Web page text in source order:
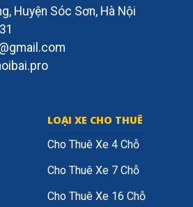
Huyện Sóc Sơn, Hà Nội
LOẠI XE CHO THUÊ
Cho Thuê Xe 4 Chỗ
Cho Thuê Xe 7 Chỗ
Cho Thuê Xe 16 Chỗ